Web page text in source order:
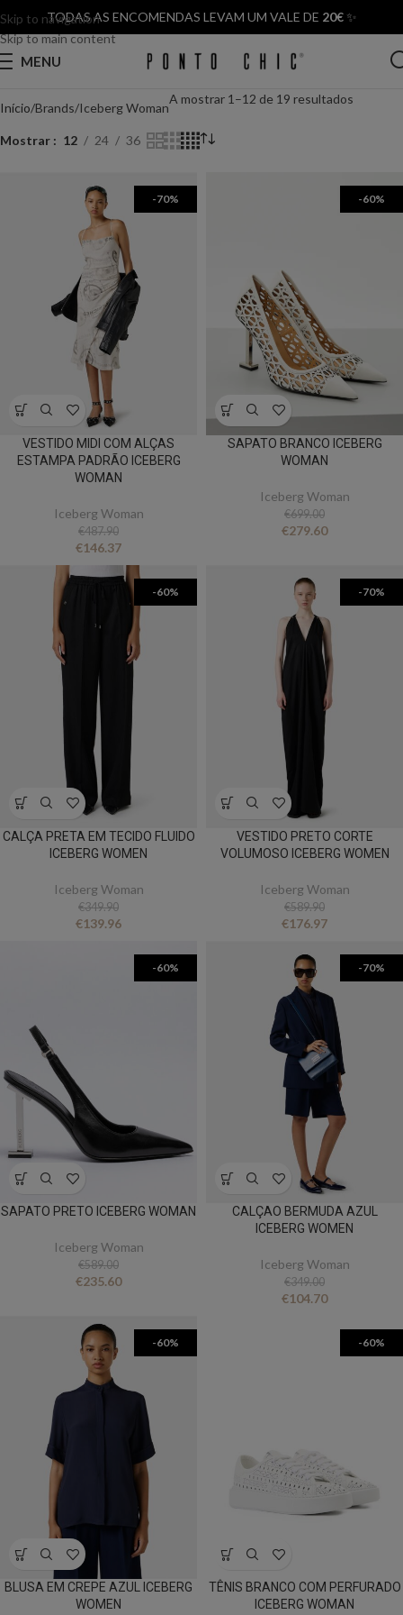
Skip to navigation
Skip to main content
TODAS AS ENCOMENDAS LEVAM UM VALE DE 20€✨
MENU
Início Brands Iceberg Woman
A mostrar 1–12 de 19 resultados
Mostrar 12 24 36
-70%
VESTIDO MIDI COM ALÇAS
ESTAMPA PADRÃO ICEBERG
WOMAN
Iceberg Woman
€487.90
€146.37
-60%
SAPATO BRANCO ICEBERG
WOMAN
Iceberg Woman
€699.00
€279.60
-60%
CALÇA PRETA EM TECIDO FLUIDO
ICEBERG WOMEN
Iceberg Woman
€349.90
€139.96
-70%
VESTIDO PRETO CORTE
VOLUMOSO ICEBERG WOMEN
Iceberg Woman
€589.90
€176.97
-60%
SAPATO PRETO ICEBERG WOMAN
Iceberg Woman
€589.00
€235.60
-70%
CALÇAO BERMUDA AZUL
ICEBERG WOMEN
Iceberg Woman
€349.00
€104.70
-60%
BLUSA EM CREPE AZUL ICEBERG
WOMEN
-60%
TÊNIS BRANCO COM PERFURADO
ICEBERG WOMAN